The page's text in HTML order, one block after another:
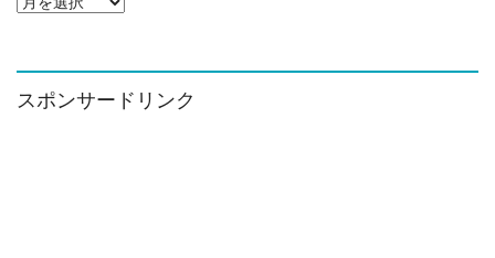
イ
ブ
スポンサードリンク